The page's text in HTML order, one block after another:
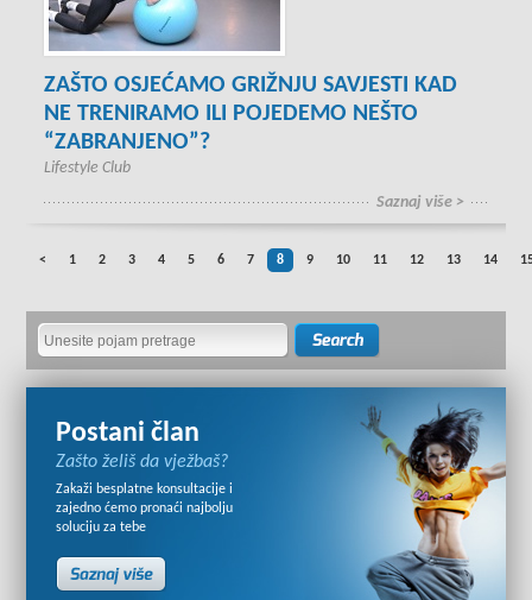
ZAŠTO OSJEĆAMO GRIŽNJU SAVJESTI KAD
NE TRENIRAMO ILI POJEDEMO NEŠTO
“ZABRANJENO”?
Lifestyle Club
Saznaj više >
< 1 2 3 4 5 6 7 8 9 10 11 12 13 14
Postani član
Zašto želiš da vježbaš?
Zakaži besplatne konsultacije i
zajedno ćemo pronaći najbolju
soluciju za tebe